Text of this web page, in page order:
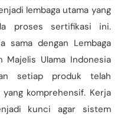
lembaga utama yang
proses sertifikasi ini.
sama dengan Lembaga
Majelis Ulama Indonesia
setiap produk telah
komprehensif. Kerja
kunci agar sistem